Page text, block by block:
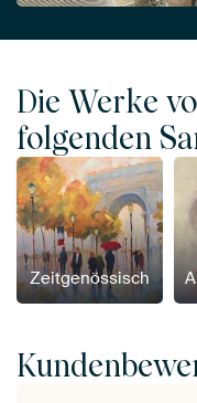
Die Werke
folgenden
Zeitgenössisch